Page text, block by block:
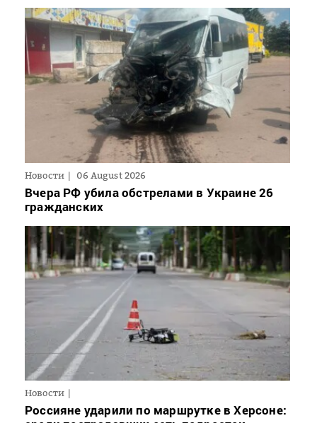
Новости 06 August 2026
Вчера РФ убила обстрелами в Украине 26
гражданских
Новости
Россияне ударили по маршрутке в Херсоне: